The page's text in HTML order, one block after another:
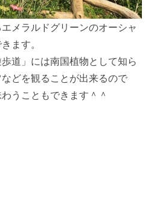
メラルドグリーンのオーシャ
ます。
道」には南国植物として知ら
どを観ることが出来るので
うこともできます＾＾